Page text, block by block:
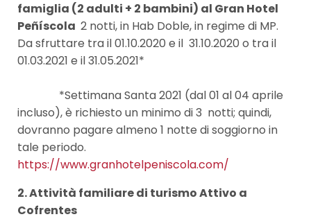
famiglia (2 adulti + 2 bambini) al Gran Hotel
Peñíscola 2 notti, in Hab Doble, in regime di MP.
Da sfruttare tra il 01.10.2020 e il 31.10.2020 o tra il
01.03.2021 e il 31.05.2021*
*Settimana Santa 2021 (dal 01 al 04 aprile
incluso), è richiesto un minimo di 3 notti; quindi,
dovranno pagare almeno 1 notte di soggiorno in
tale periodo.
https://www.granhotelpeniscola.com/
2. Attività familiare di turismo Attivo a
Cofrentes